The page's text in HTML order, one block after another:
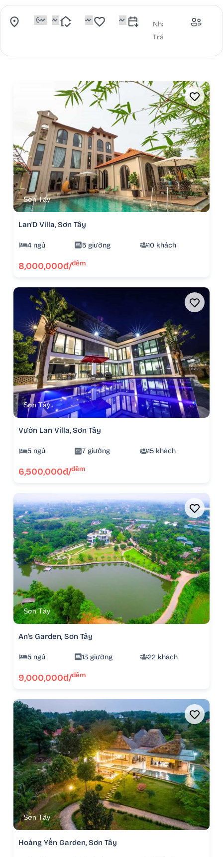
Sơn Tây
Lan'D Villa, Sơn Tây
4 ngủ 5 giường 10 khách
8,000,000đ/đêm
Sơn Tây
Vườn Lan Villa, Sơn Tây
5 ngủ 7 giường 15 khách
6,500,000đ/đêm
Sơn Tây
An's Garden, Sơn Tây
5 ngủ 13 giường 22 khách
9,000,000đ/đêm
Sơn Tây
Hoàng Yến Garden, Sơn Tây